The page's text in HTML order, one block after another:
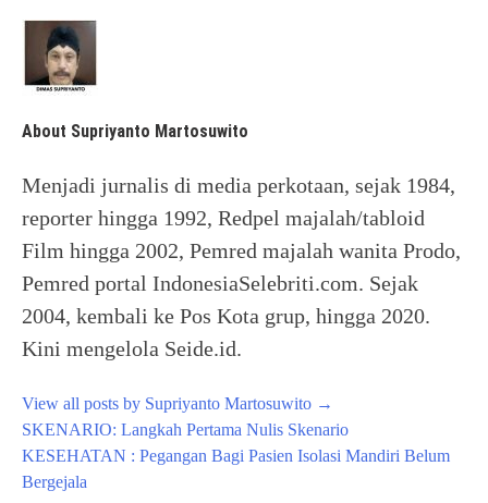
About Supriyanto Martosuwito
Menjadi jurnalis di media perkotaan, sejak 1984,
reporter hingga 1992, Redpel majalah/tabloid
Film hingga 2002, Pemred majalah wanita Prodo,
Pemred portal IndonesiaSelebriti.com. Sejak
2004, kembali ke Pos Kota grup, hingga 2020.
Kini mengelola Seide.id.
View all posts by Supriyanto Martosuwito →
Post
navigation
SKENARIO: Langkah Pertama Nulis Skenario
KESEHATAN : Pegangan Bagi Pasien Isolasi Mandiri Belum
Bergejala